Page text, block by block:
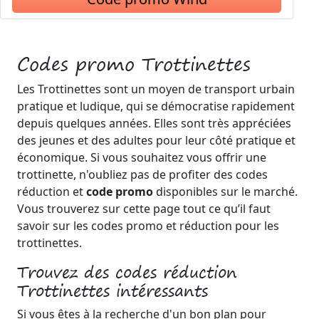
Codes promo Trottinettes
Les Trottinettes sont un moyen de transport urbain
pratique et ludique, qui se démocratise rapidement
depuis quelques années. Elles sont très appréciées
des jeunes et des adultes pour leur côté pratique et
économique. Si vous souhaitez vous offrir une
trottinette, n'oubliez pas de profiter des codes
réduction etcode promodisponibles sur le marché.
Vous trouverez sur cette page tout ce qu’il faut
savoir sur les codes promo et réduction pour les
trottinettes.
Trouvez des codes réduction
Trottinettes intéressants
Si vous êtes à la recherche d'un bon plan pour